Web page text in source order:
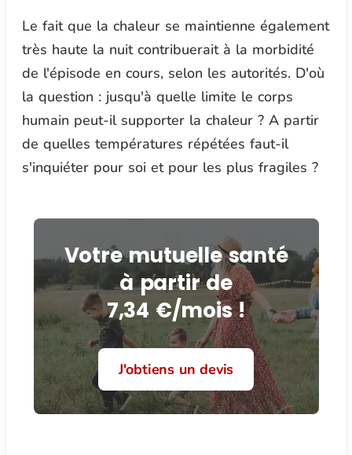
Le fait que la chaleur se maintienne également
très haute la nuit contribuerait à la morbidité
de l'épisode en cours, selon les autorités. D'où
la question : jusqu'à quelle limite le corps
humain peut-il supporter la chaleur ? A partir
de quelles températures répétées faut-il
s'inquiéter pour soi et pour les plus fragiles ?
Votre mutuelle santé
à partir de
7,34 €/mois !
J'obtiens un devis